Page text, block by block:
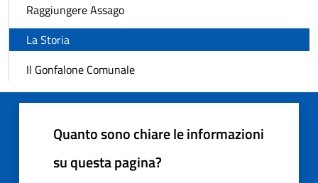
Raggiungere Assago
La Storia
Il Gonfalone Comunale
Quanto sono chiare le informazioni
su questa pagina?